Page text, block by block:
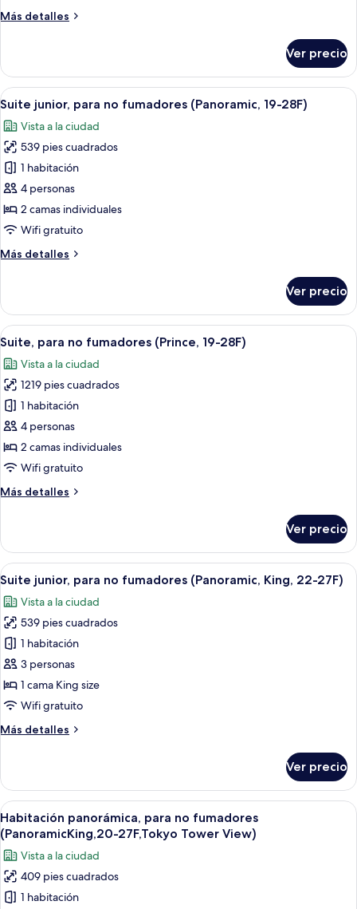
(Panoramic
28F)
Más detalles
Más
panorámica,
para
no
fumadores
(Panoramic
Twin,
19-
28F)
Ver precio
Abrir
todas
las
fotos
de
Suite
junior,
para
fumadores
28F)
Una habitación de hotel moderna
14
Suite junior, para no fumadores (Panoramic, 19-28F)
Vista a la ciudad
539 pies cuadrados
1 habitación
4 personas
2 camas individuales
Wifi gratuito
Más detalles
Más
junior,
para
no
fumadores
(Panoramic,
19-
28F)
Ver precio
Abrir
todas
las
fotos
de
Suite,
para
no
fumadores
(Prince,
Habitación de hotel moderna con
12
Suite, para no fumadores (Prince, 19-28F)
Vista a la ciudad
1219 pies cuadrados
1 habitación
4 personas
2 camas individuales
Wifi gratuito
Más detalles
Más
para
no
fumadores
(Prince,
19-
28F)
Ver precio
Abrir
todas
las
fotos
de
Suite
junior,
para
fumadores
22-
27F)
Una habitación de hotel moderna
13
Suite junior, para no fumadores (Panoramic, King, 22-27F)
Vista a la ciudad
539 pies cuadrados
1 habitación
3 personas
1 cama King size
Wifi gratuito
Más detalles
Más
junior,
para
no
fumadores
(Panoramic,
King,
22-
27F)
Ver precio
Abrir
todas
las
fotos
de
Habitación
Habitación de hotel con una cama
16
Habitación panorámica, para no fumadores
(PanoramicKing,20-27F,Tokyo Tower View)
Vista a la ciudad
409 pies cuadrados
1 habitación